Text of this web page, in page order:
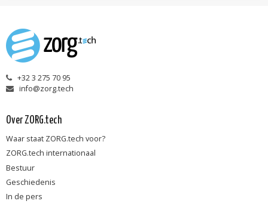
+32 3 275 70 95
info@zorg.tech
Over ZORG.tech
Waar staat ZORG.tech voor?
ZORG.tech internationaal
Bestuur
Geschiedenis
In de pers